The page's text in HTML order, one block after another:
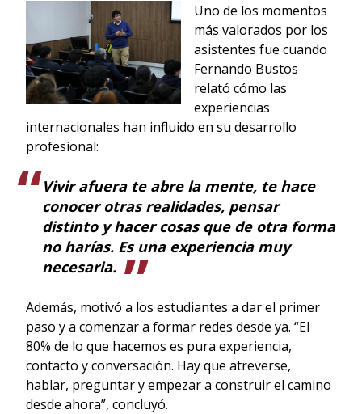
Uno de los momentos
más valorados por los
asistentes fue cuando
Fernando Bustos
relató cómo las
experiencias
internacionales han influido en su desarrollo
profesional:
Vivir afuera te abre la mente, te hace
conocer otras realidades, pensar
distinto y hacer cosas que de otra forma
no harías. Es una experiencia muy
necesaria.
Además, motivó a los estudiantes a dar el primer
paso y a comenzar a formar redes desde ya. “El
80% de lo que hacemos es pura experiencia,
contacto y conversación. Hay que atreverse,
hablar, preguntar y empezar a construir el camino
desde ahora”, concluyó.